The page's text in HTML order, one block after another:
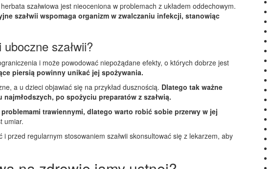
szałwiowa jest nieoceniona w problemach z układem oddechowym.
szałwii wspomaga organizm w zwalczaniu infekcji, stanowiąc
szałwii?
i może powodować niepożądane efekty, o których dobrze jest
piersią powinny unikać jej spożywania.
a u dzieci objawiać się na przykład dusznością. Dlatego tak ważne
po spożyciu preparatów z szałwią.
trawiennymi, dlatego warto robić sobie przerwy w jej
umiar.
przed regularnym stosowaniem szałwii skonsultować się z lekarzem, aby